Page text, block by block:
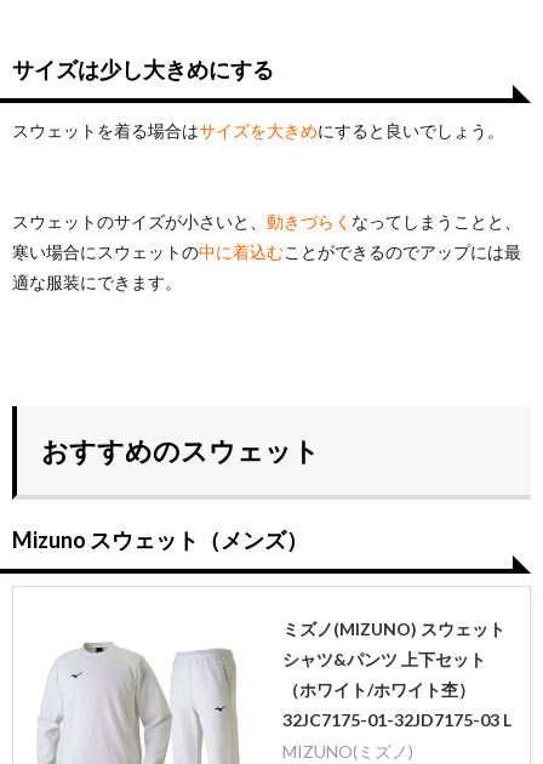
サイズは少し大きめにする
スウェットを着る場合はサイズを大きめにすると良いでしょう。
スウェットのサイズが小さいと、 動きづらく なってしまうことと、
寒い場合にスウェットの中に着込むことができるのでアップには最
適な服装にできます。
おすすめのスウェット
Mizuno スウェット（メンズ）
ミズノ(MIZUNO) スウェット
シャツ&パンツ 上下セット
（ホワイト/ホワイト杢）
32JC7175-01-32JD7175-03 L
MIZUNO(ミズノ)